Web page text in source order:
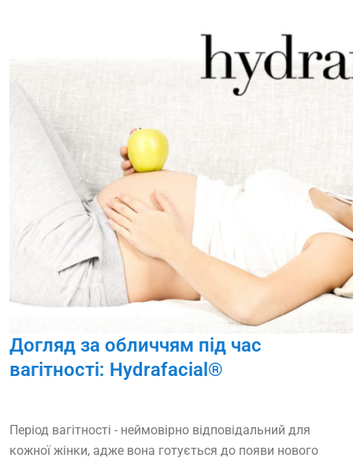
Догляд за обличчям під час
вагітності: Hydrafacial®
Період вагітності - неймовірно відповідальний для
кожної жінки, адже вона готується до появи нового